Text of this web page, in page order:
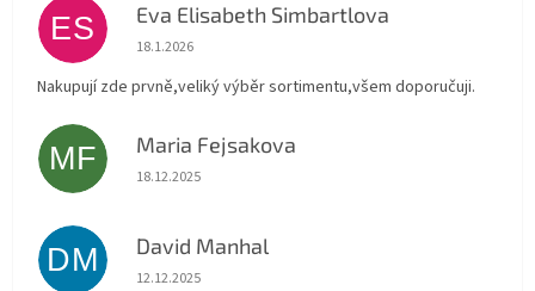
ES Eva Elisabeth Simbartlova
Hodnocení obchodu je 5 z 5 hvězdiček.
18.1.2026
Nakupují zde prvně,veliký výběr sortimentu,všem doporučuji.
MF Maria Fejsakova
Hodnocení obchodu je 5 z 5 hvězdiček.
18.12.2025
DM David Manhal
Hodnocení obchodu je 5 z 5 hvězdiček.
12.12.2025